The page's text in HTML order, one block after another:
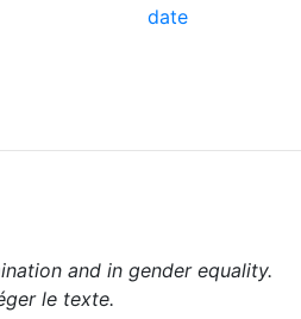
date
and in gender equality.
le texte.